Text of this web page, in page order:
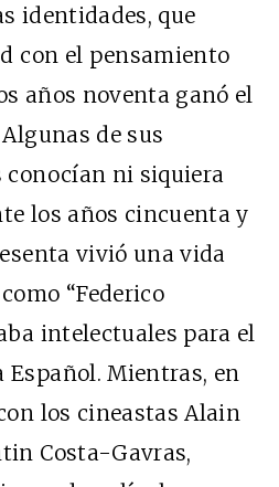
identidades, que
con el pensamiento
años noventa ganó el
de sus
conocían ni siquiera
los años cincuenta y
vivió una vida
“Federico
intelectuales para el
Español. Mientras, en
los cineastas Alain
Costa-Gavras,